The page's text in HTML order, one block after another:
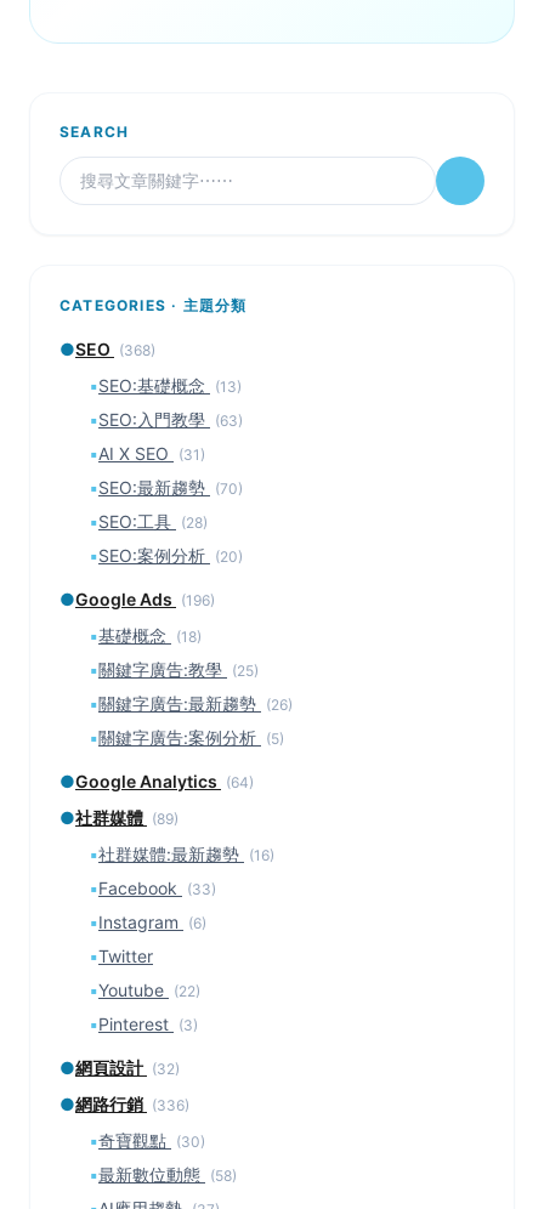
SEARCH
CATEGORIES · 主題分類
●SEO (368)
▪SEO:基礎概念 (13)
▪SEO:入門教學 (63)
▪AI X SEO (31)
▪SEO:最新趨勢 (70)
▪SEO:工具 (28)
▪SEO:案例分析 (20)
●Google Ads (196)
▪基礎概念 (18)
▪關鍵字廣告:教學 (25)
▪關鍵字廣告:最新趨勢 (26)
▪關鍵字廣告:案例分析 (5)
●Google Analytics (64)
●社群媒體 (89)
▪社群媒體:最新趨勢 (16)
▪Facebook (33)
▪Instagram (6)
▪Twitter
▪Youtube (22)
▪Pinterest (3)
●網頁設計 (32)
●網路行銷 (336)
▪奇寶觀點 (30)
▪最新數位動態 (58)